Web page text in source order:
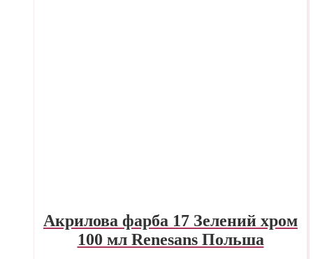
Акрилова фарба 17 Зелений хром
100 мл Renesans Польша